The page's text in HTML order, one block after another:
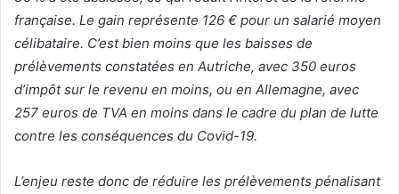
française. Le gain représente 126 € pour un salarié moyen
célibataire. C’est bien moins que les baisses de
prélèvements constatées en Autriche, avec 350 euros
d’impôt sur le revenu en moins, ou en Allemagne, avec
257 euros de TVA en moins dans le cadre du plan de lutte
contre les conséquences du Covid-19.
L’enjeu reste donc de réduire les prélèvements pénalisant